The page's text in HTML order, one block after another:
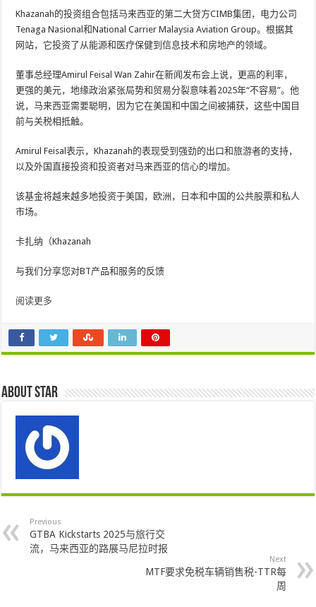
Khazanah的投资组合包括马来西亚的第二大贷方CIMB集团，电力公司
Tenaga Nasional和National Carrier Malaysia Aviation Group。根据其
网站，它投资了从能源和医疗保健到信息技术和房地产的领域。
董事总经理Amirul Feisal Wan Zahir在新闻发布会上说，更高的利率，
更强的美元，地缘政治紧张局势和贸易分裂意味着2025年“不容易”。他
说，马来西亚需要聪明，因为它在美国和中国之间被捕获，这些中国目
前与关税相抵触。
Amirul Feisal表示，Khazanah的表现受到强劲的出口和旅游者的支持，
以及外国直接投资和投资者对马来西亚的信心的增加。
该基金将越来越多地投资于美国，欧洲，日本和中国的公共股票和私人
市场。
卡扎纳（Khazanah
与我们分享您对BT产品和服务的反馈
阅读更多
About star
Previous
GTBA Kickstarts 2025与旅行交
流，马来西亚的路展马尼拉时报
Next
MTF要求免税车辆销售税-TTR每
周